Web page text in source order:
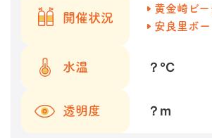
開催状況
黄金崎ビー
安良里ボー
水温 ？ ℃
透明度 ？ m